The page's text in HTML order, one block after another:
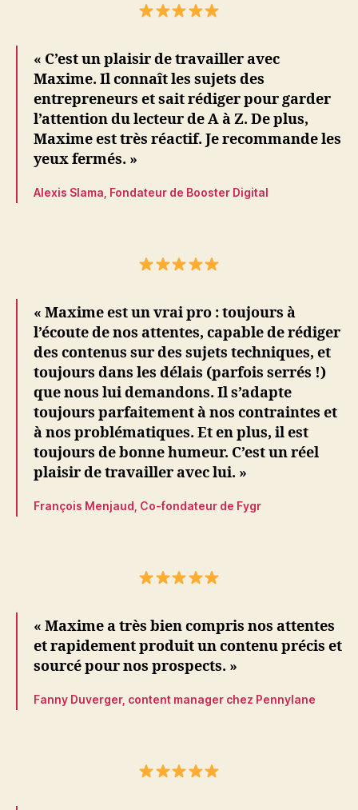
« C’est un plaisir de travailler avec
Maxime. Il connaît les sujets des
entrepreneurs et sait rédiger pour garder
l’attention du lecteur de A à Z. De plus,
Maxime est très réactif. Je recommande les
yeux fermés. »
Alexis Slama, Fondateur de Booster Digital
« Maxime est un vrai pro : toujours à
l’écoute de nos attentes, capable de rédiger
des contenus sur des sujets techniques, et
toujours dans les délais (parfois serrés !)
que nous lui demandons. Il s’adapte
toujours parfaitement à nos contraintes et
à nos problématiques. Et en plus, il est
toujours de bonne humeur. C’est un réel
plaisir de travailler avec lui. »
François Menjaud, Co-fondateur de Fygr
« Maxime a très bien compris nos attentes
et rapidement produit un contenu précis et
sourcé pour nos prospects. »
Fanny Duverger, content manager chez Pennylane